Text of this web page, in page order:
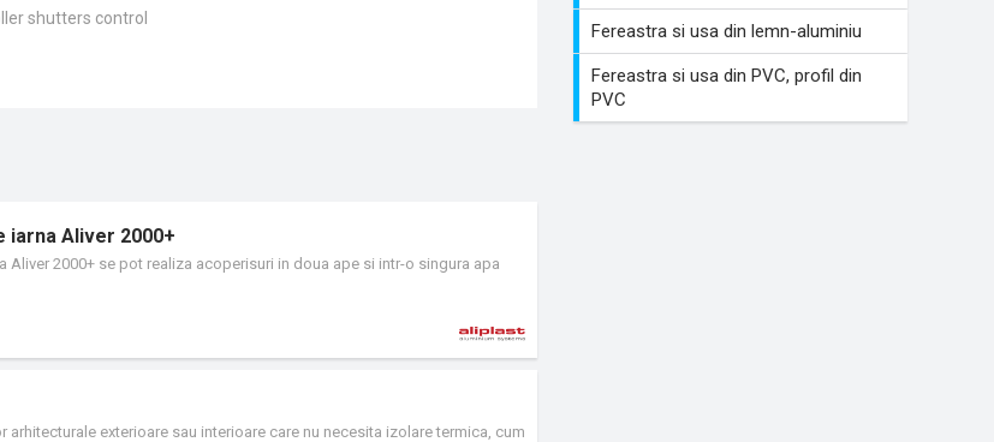
Fereastra si usa din lemn-aluminiu
Fereastra si usa din PVC, profil din
PVC
shutters control
iarna Aliver 2000+
2000+ se pot realiza acoperisuri in doua ape si intr-o singura apa
exterioare sau interioare care nu necesita izolare termica, cum